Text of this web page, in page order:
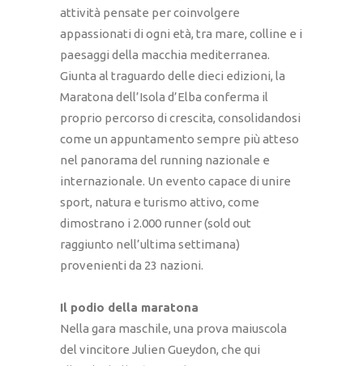
attività pensate per coinvolgere
appassionati di ogni età, tra mare, colline e i
paesaggi della macchia mediterranea.
Giunta al traguardo delle dieci edizioni, la
Maratona dell’Isola d’Elba conferma il
proprio percorso di crescita, consolidandosi
come un appuntamento sempre più atteso
nel panorama del running nazionale e
internazionale. Un evento capace di unire
sport, natura e turismo attivo, come
dimostrano i 2.000 runner (sold out
raggiunto nell’ultima settimana)
provenienti da 23 nazioni.
Il podio della maratona
Nella gara maschile, una prova maiuscola
del vincitore Julien Gueydon, che qui